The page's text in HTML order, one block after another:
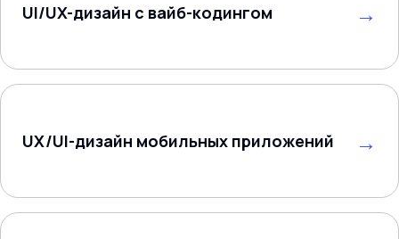
UI/UX-дизайн с вайб-кодингом
UX/UI-дизайн мобильных приложений